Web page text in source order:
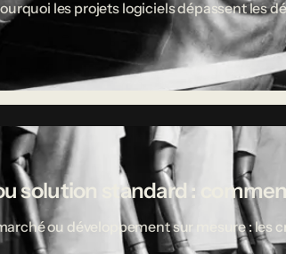
les projets logiciels dépassent les
solution standard :
ou développement sur mesure : les